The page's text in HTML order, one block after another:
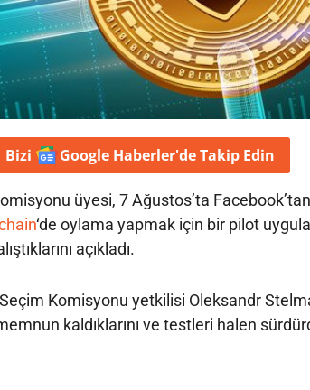
Bizi Google Haberler'deTakip Edin
üyesi, 7 Ağustos’ta Facebook’tan
‘de oylama yapmak için bir pilot
açıkladı.
Komisyonu yetkilisi Oleksandr
kaldıklarını ve testleri halen